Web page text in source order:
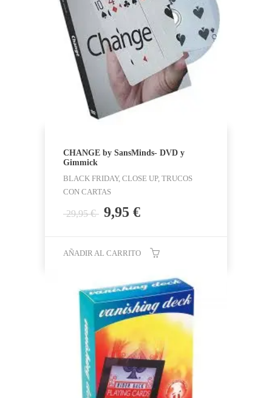
CHANGE by SansMinds- DVD y
Gimmick
BLACK FRIDAY, CLOSE UP, TRUCOS
CON CARTAS
29,95€
El
era:
9,95 €El
es:
AÑADIR AL CARRITO